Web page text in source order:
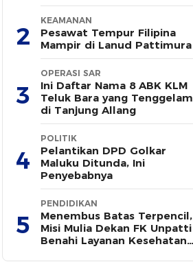
2
KEAMANAN
Pesawat Tempur Filipina
Mampir di Lanud Pattimura
3
OPERASI SAR
Ini Daftar Nama 8 ABK KLM
Teluk Bara yang Tenggelam
di Tanjung Allang
4
POLITIK
Pelantikan DPD Golkar
Maluku Ditunda, Ini
Penyebabnya
5
PENDIDIKAN
Menembus Batas Terpencil,
Misi Mulia Dekan FK Unpatti
Benahi Layanan Kesehatan